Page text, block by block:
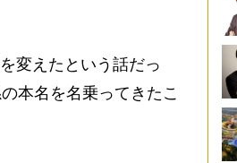
変えたという話だっ
本名を名乗ってきたこ